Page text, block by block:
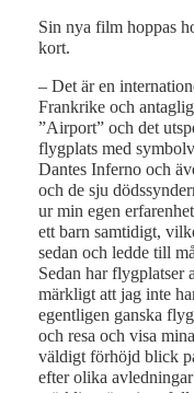
Sin nya film hoppas
kort.
– Det är en
Frankrike och
”Airport” och det
flygplats med
Dantes Inferno och
och de sju
ur min egen
ett barn samtidigt,
sedan och ledde till
Sedan har flygplatser
märkligt att jag inte
egentligen ganska
och resa och visa
väldigt förhöjd blick
efter olika